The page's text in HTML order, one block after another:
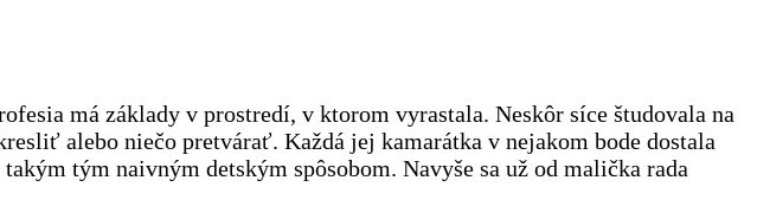
má základy v prostredí, v ktorom vyrastala. Neskôr síce študovala na
alebo niečo pretvárať. Každá jej kamarátka v nejakom bode dostala
tým naivným detským spôsobom. Navyše sa už od malička rada